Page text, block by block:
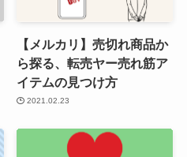
【メルカリ】売切れ商品か
ら探る、転売ヤー売れ筋ア
イテムの見つけ方
2021.02.23